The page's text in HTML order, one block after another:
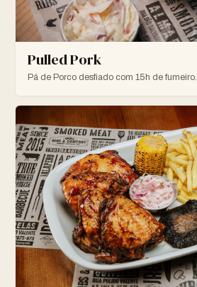
Pulled Pork
Pá de Porco desfiado com 15h de fumeiro.